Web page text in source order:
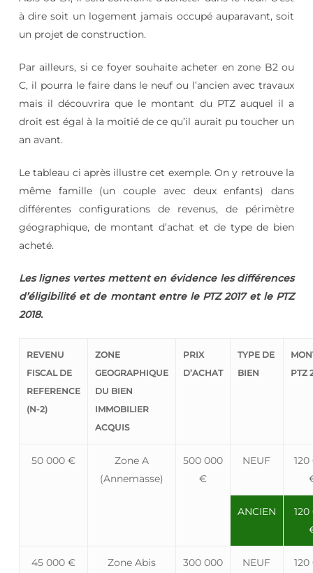
à dire soit un logement jamais occupé auparavant, soit
un projet de construction.
Par ailleurs, si ce foyer souhaite acheter en zone B2 ou
C, il pourra le faire dans le neuf ou l’ancien avec travaux
mais il découvrira que le montant du PTZ auquel il a
droit est égal à la moitié de ce qu’il aurait pu toucher un
an avant.
Le tableau ci après illustre cet exemple. On y retrouve la
même famille (un couple avec deux enfants) dans
différentes configurations de revenus, de périmètre
géographique, de montant d’achat et de type de bien
acheté.
Les lignes vertes mettent en évidence les différences
d’éligibilité et de montant entre le PTZ 2017 et le PTZ
2018.
REVENU
FISCAL DE
REFERENCE
(N-2)
ZONE
GEOGRAPHIQUE
DU BIEN
IMMOBILIER
ACQUIS
PRIX
D’ACHAT
TYPE DE
BIEN
PTZ
50 000 €
Zone A
(Annemasse)
500 000
€
NEUF
ANCIEN
45 000 €
Zone Abis
300 000
NEUF